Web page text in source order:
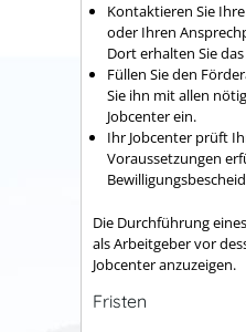
Kontaktieren Sie
oder Ihren
Dort erhalten Sie
Füllen Sie den
Sie ihn mit allen
Jobcenter ein.
Ihr Jobcenter prüft
Voraussetzungen
Die Durchführung
als Arbeitgeber vor
Jobcenter anzuzeigen.
Fristen